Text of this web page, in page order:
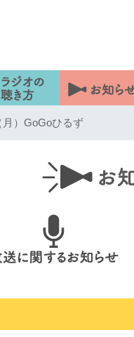
月）GoGoひるず